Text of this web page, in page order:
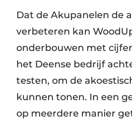
Dat de Akupanelen de
verbeteren kan
onderbouwen met
het Deense bedrijf
testen, om de
kunnen tonen. In een
op meerdere manier